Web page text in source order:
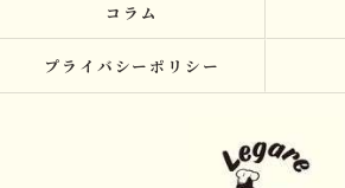
コラム
プライバシーポリシー